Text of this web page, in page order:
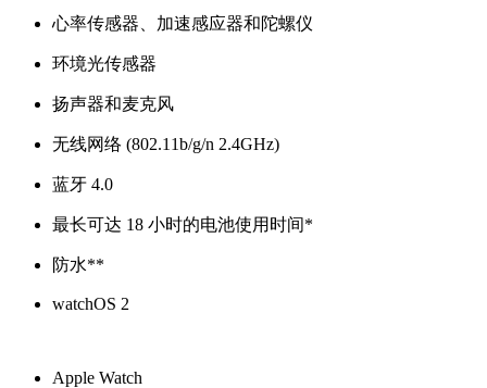
心率传感器、加速感应器和陀螺仪
环境光传感器
扬声器和麦克风
无线网络 (802.11b/g/n 2.4GHz)
蓝牙 4.0
最长可达 18 小时的电池使用时间*
防水**
watchOS 2
Apple Watch